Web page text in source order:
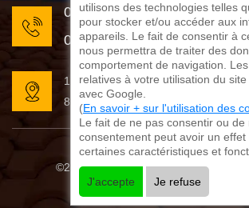
05 33 06 22 81
07 80 33 28 62
176 avenue de Limoges
87270 Couzeix
©2025 - 2026 Tout droit réservé
utilisons des technologies telles
pour stocker et/ou accéder aux
appareils. Le fait de consentir à
nous permettra de traiter des
comportement de navigation.
relatives à votre utilisation du
avec Google.
(En savoir + sur l'utilisation des
Le fait de ne pas consentir ou de
consentement peut avoir un effet
certaines caractéristiques et
J'accepte Je refuse